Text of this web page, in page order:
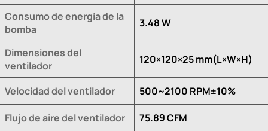
Consumo de energía de la
bomba
3.48 W
Dimensiones del
ventilador
120×120×25 mm(L×W×H)
Velocidad del ventilador 500~2100 RPM±10%
Flujo de aire del ventilador 75.89 CFM